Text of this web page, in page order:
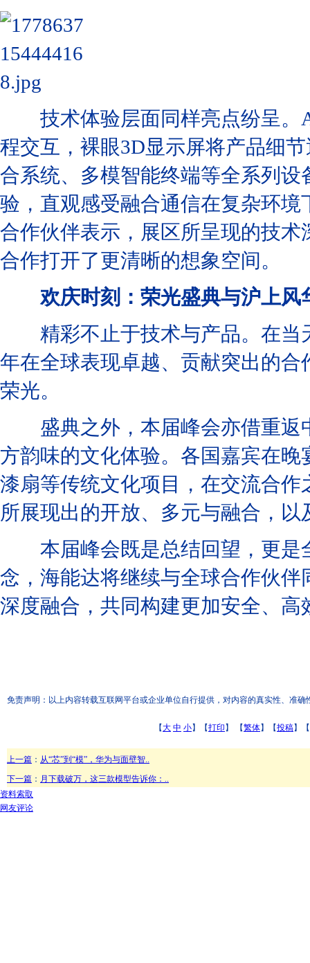
技术体验层面同样亮点纷呈。
程交互，裸眼3D显示屏将产品细
合系统、多模智能终端等全系列
验，直观感受融合通信在复杂环
合作伙伴表示，展区所呈现的技
合作打开了更清晰的想象空间。
欢庆时刻：荣光盛典与沪上风
精彩不止于技术与产品。在当
年在全球表现卓越、贡献突出的
荣光。
盛典之外，本届峰会亦借重返
方韵味的文化体验。各国嘉宾在
漆扇等传统文化项目，在交流合
所展现出的开放、多元与融合，
本届峰会既是总结回望，更是全
念，海能达将继续与全球合作伙
深度融合，共同构建更加安全、
免责声明：以上内容转载互联网平台或企业单位自行提供，对内容的真实性、准
【大 中 小】【打印 】 【繁体】【投稿】【
上一篇 ： 从“芯”到“模”，华为与面壁智..
下一篇 ： 月下载破万，这三款模型告诉你：..
资料索取
网友评论